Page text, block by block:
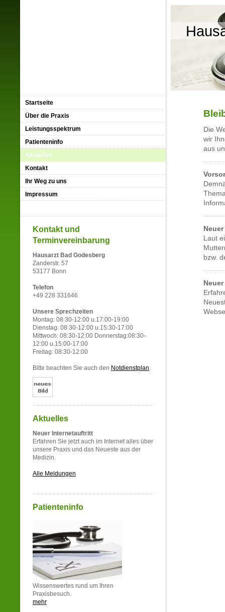
Die
wir
aus
Laut
bzw.
Startseite
Über die Praxis
Leistungsspektrum
Patienteninfo
Aktuelles
Kontakt
Ihr Weg zu uns
Impressum
Kontakt und
Terminvereinbarung
Hausarzt Bad Godesberg
Zanderstr. 57
53177 Bonn
Telefon
+49 228 331646
Unsere Sprechzeiten
Montag: 08:30-12:00 u.17:00-19:00
Dienstag: 08:30-12:00 u.15:30-17:00
Mittwoch: 08:30-12:00 Donnerstag:08:30-
12:00 u.15:00-17:00
Freitag: 08:30-12:00
Bitte beachten Sie auch den Notdienstplan.
Aktuelles
Neuer Internetauftritt
Erfahren Sie jetzt auch im Internet alles über
unsere Praxis und das Neueste aus der
Medizin.
Alle Meldungen
Patienteninfo
Wissenswertes rund um Ihren
Praxisbesuch.
mehr